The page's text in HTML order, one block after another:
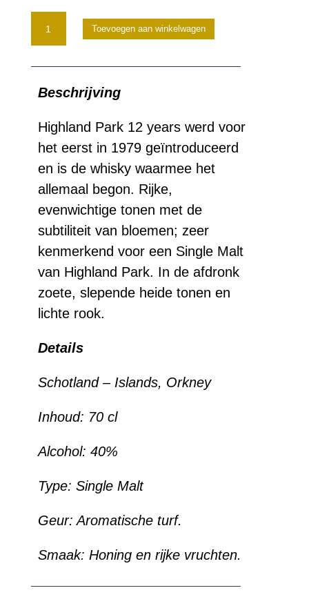
Highland
Park
Years
aantal
Toevoegen aan winkelwagen
Beschrijving
Highland Park 12 years werd voor
het eerst in 1979 geïntroduceerd
en is de whisky waarmee het
allemaal begon. Rijke,
evenwichtige tonen met de
subtiliteit van bloemen; zeer
kenmerkend voor een Single Malt
van Highland Park. In de afdronk
zoete, slepende heide tonen en
lichte rook.
Details
Schotland – Islands, Orkney
Inhoud: 70 cl
Alcohol: 40%
Type: Single Malt
Geur: Aromatische turf.
Smaak: Honing en rijke vruchten.